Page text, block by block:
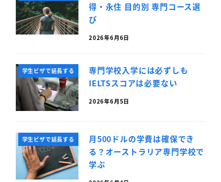
得・永住 目的別 専門コース選
び
2026年6月6日
学生ビザで延長する
専門学校入学には必ずしも
IELTSスコアは必要ない
2026年6月5日
学生ビザで延長する
月500ドルの学費は確保でき
る？オーストラリア専門学校で
学ぶ